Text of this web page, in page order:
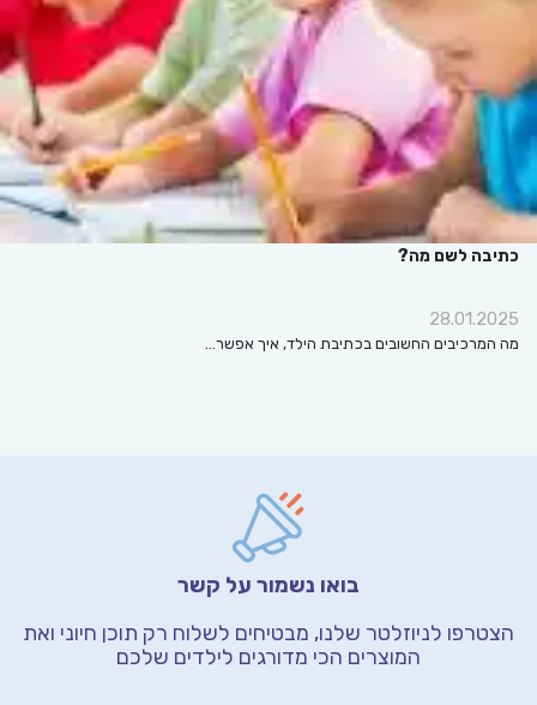
כתיבה לשם מה?
28.01.2025
מה המרכיבים החשובים בכתיבת הילד, איך אפשר…
בואו נשמור על קשר
הצטרפו לניוזלטר שלנו, מבטיחים לשלוח רק תוכן חיוני ואת
המוצרים הכי מדורגים לילדים שלכם